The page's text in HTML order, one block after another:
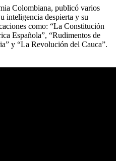
Colombiana, publicó varios
inteligencia despierta y su
como: “La Constitución
Española”, “Rudimentos de
y “La Revolución del Cauca”.